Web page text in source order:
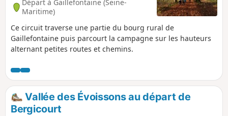
Départ à Gaillefontaine (Seine-
Maritime)
Ce circuit traverse une partie du bourg rural de
Gaillefontaine puis parcourt la campagne sur les hauteurs
alternant petites routes et chemins.
Vallée des Évoissons au départ de
Bergicourt